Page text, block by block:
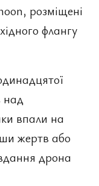
розміщені
флангу
над
впали на
жертв або
дрона